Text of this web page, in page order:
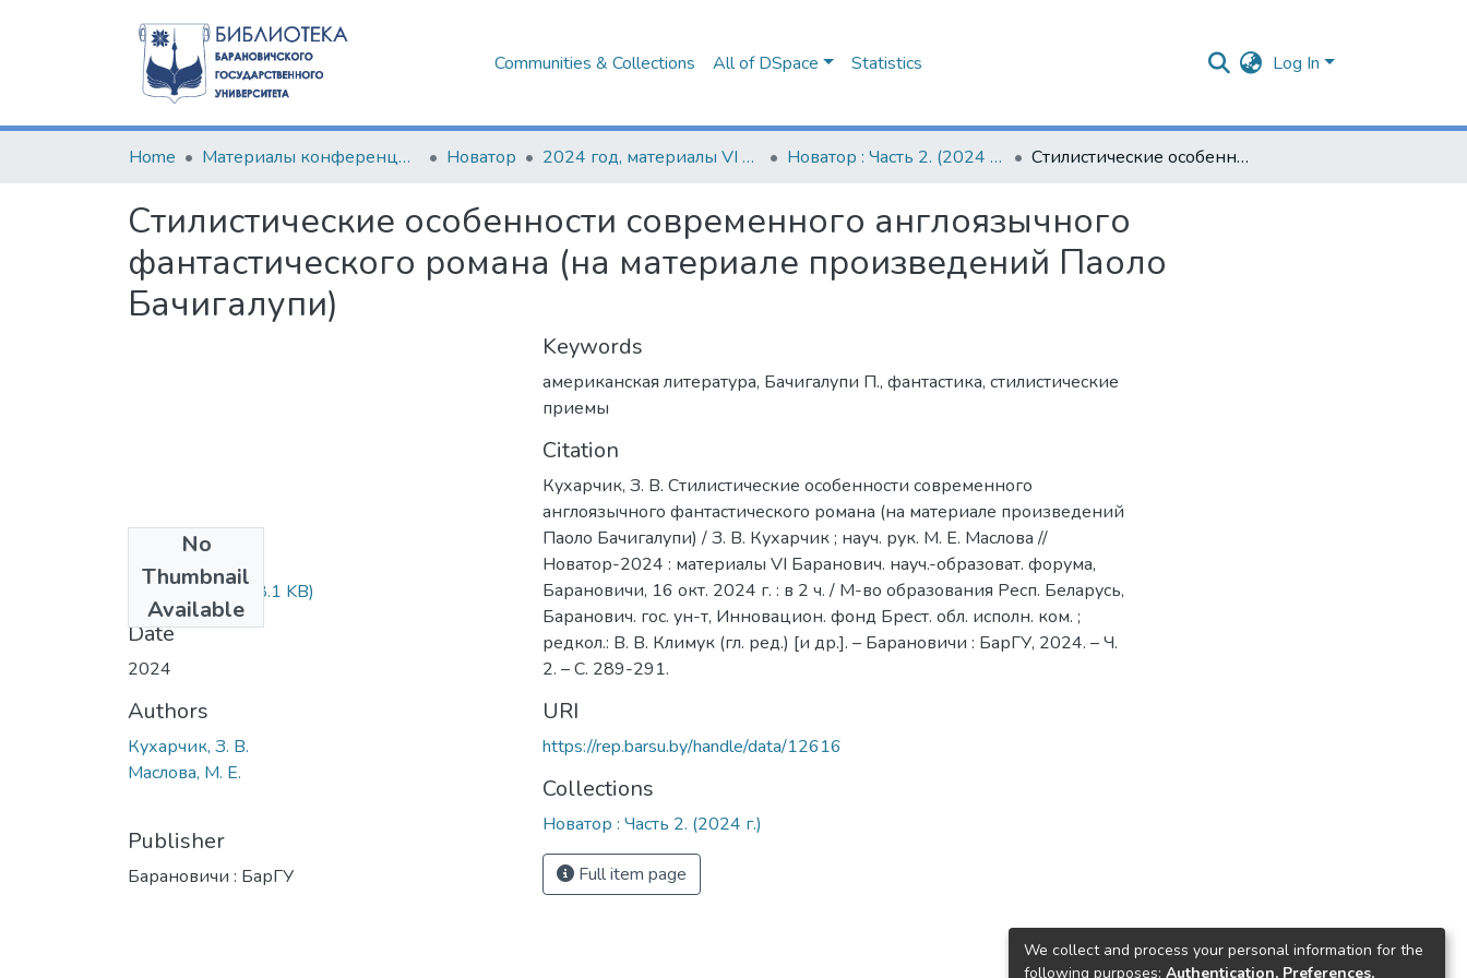
Communities & Collections All of DSpace Statistics Log In
Home Материалы конференций и семинаров Новатор 2024 год, материалы VI Барановичского научно-образовательного форума Новатор : Часть 2. (2024 г.) Стилистические особенности современного англоязычного фантастического романа (на материале произведений Паоло Бачигалупи)
Стилистические особенности современного англоязычного
фантастического романа (на материале произведений Паоло
Бачигалупи)
No
Thumbnail
Available
289-291.pdf(308.1 KB)
Date
2024
Authors
Кухарчик, З. В.
Маслова, М. Е.
Publisher
Барановичи : БарГУ
Keywords
американская литература, Бачигалупи П., фантастика, стилистические
приемы
Citation
Кухарчик, З. В. Стилистические особенности современного
англоязычного фантастического романа (на материале произведений
Паоло Бачигалупи) / З. В. Кухарчик ; науч. рук. М. Е. Маслова //
Новатор-2024 : материалы VI Баранович. науч.-образоват. форума,
Барановичи, 16 окт. 2024 г. : в 2 ч. / М-во образования Респ. Беларусь,
Баранович. гос. ун-т, Инновацион. фонд Брест. обл. исполн. ком. ;
редкол.: В. В. Климук (гл. ред.) [и др.]. – Барановичи : БарГУ, 2024. – Ч.
2. – С. 289-291.
URI
https://rep.barsu.by/handle/data/12616
Collections
Новатор : Часть 2. (2024 г.)
Full item page
We collect and process your personal information for the
following purposes: Authentication, Preferences,